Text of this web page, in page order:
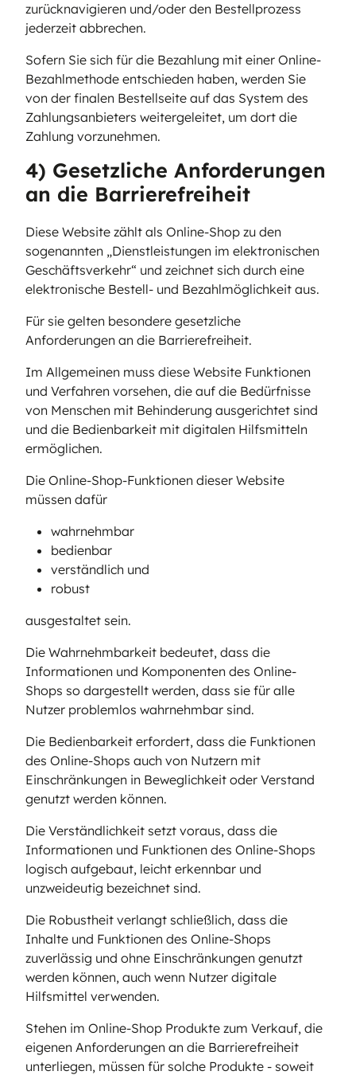
zurücknavigieren und/oder den Bestellprozess
jederzeit abbrechen.
Sofern Sie sich für die Bezahlung mit einer Online-
Bezahlmethode entschieden haben, werden Sie
von der finalen Bestellseite auf das System des
Zahlungsanbieters weitergeleitet, um dort die
Zahlung vorzunehmen.
4) Gesetzliche Anforderungen
an die Barrierefreiheit
Diese Website zählt als Online-Shop zu den
sogenannten „Dienstleistungen im elektronischen
Geschäftsverkehr“ und zeichnet sich durch eine
elektronische Bestell- und Bezahlmöglichkeit aus.
Für sie gelten besondere gesetzliche
Anforderungen an die Barrierefreiheit.
Im Allgemeinen muss diese Website Funktionen
und Verfahren vorsehen, die auf die Bedürfnisse
von Menschen mit Behinderung ausgerichtet sind
und die Bedienbarkeit mit digitalen Hilfsmitteln
ermöglichen.
Die Online-Shop-Funktionen dieser Website
müssen dafür
wahrnehmbar
bedienbar
verständlich und
robust
ausgestaltet sein.
Die Wahrnehmbarkeit bedeutet, dass die
Informationen und Komponenten des Online-
Shops so dargestellt werden, dass sie für alle
Nutzer problemlos wahrnehmbar sind.
Die Bedienbarkeit erfordert, dass die Funktionen
des Online-Shops auch von Nutzern mit
Einschränkungen in Beweglichkeit oder Verstand
genutzt werden können.
Die Verständlichkeit setzt voraus, dass die
Informationen und Funktionen des Online-Shops
logisch aufgebaut, leicht erkennbar und
unzweideutig bezeichnet sind.
Die Robustheit verlangt schließlich, dass die
Inhalte und Funktionen des Online-Shops
zuverlässig und ohne Einschränkungen genutzt
werden können, auch wenn Nutzer digitale
Hilfsmittel verwenden.
Stehen im Online-Shop Produkte zum Verkauf, die
eigenen Anforderungen an die Barrierefreiheit
unterliegen, müssen für solche Produkte - soweit